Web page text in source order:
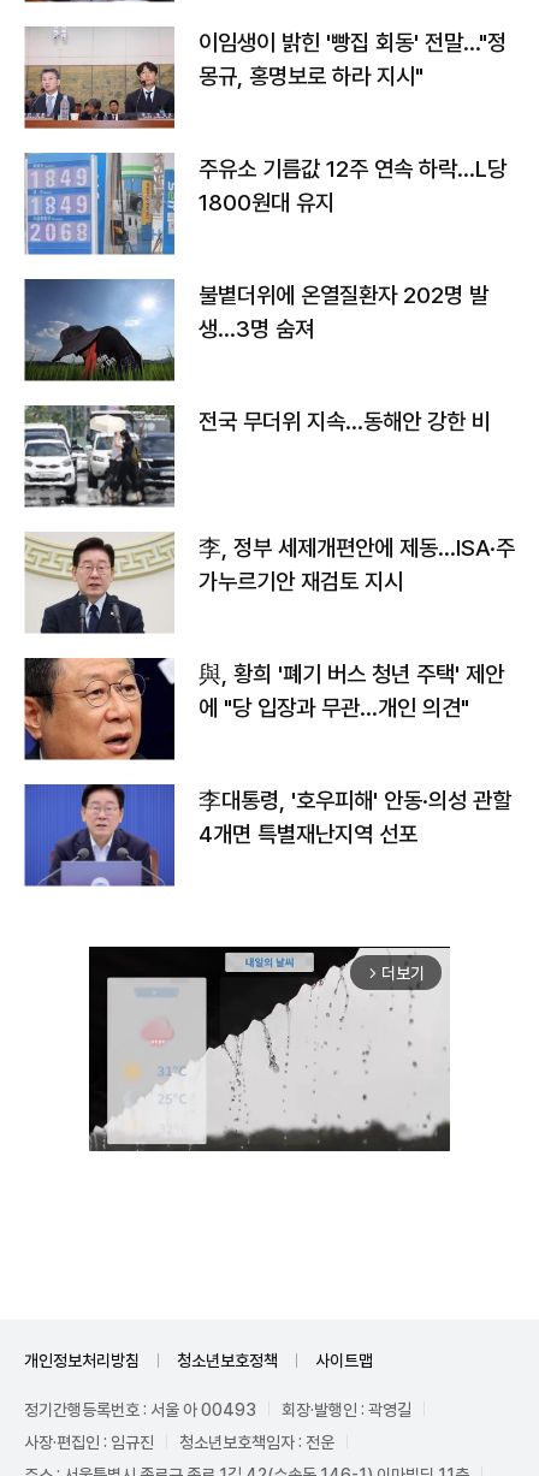
이임생이 밝힌 '빵집 회동' 전말…"정
몽규, 홍명보로 하라 지시"
주유소 기름값 12주 연속 하락…L당
1800원대 유지
불볕더위에 온열질환자 202명 발
생…3명 숨져
전국 무더위 지속…동해안 강한 비
李, 정부 세제개편안에 제동…ISA·주
가누르기안 재검토 지시
與, 황희 '폐기 버스 청년 주택' 제안
에 "당 입장과 무관…개인 의견"
李대통령, '호우피해' 안동·의성 관할
4개면 특별재난지역 선포
arrow_forward_ios 더보기
개인정보처리방침 청소년보호정책 사이트맵
정기간행등록번호 : 서울 아 00493
회장·발행인 : 곽영길
사장·편집인 : 임규진
청소년보호책임자 : 전운